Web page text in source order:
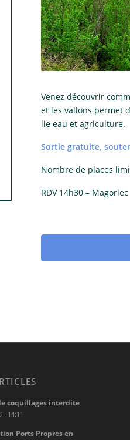
Venez découvrir
et les vallons permet
lie eau et agriculture.
Sortie gratuite,
Nombre de places
RDV 14h30 – Magorlec
coquillages interdite
- 14:11
Ports Propres en